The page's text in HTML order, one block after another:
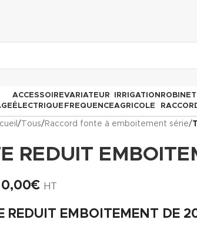
ACCESSOIRE
ÉLECTRIQUE
VARIATEUR
FREQUENCE
IRRIGATION
AGRICOLE
/ Tous/ Raccord fonte à emboitement série/
REDUIT
€ HT
REDUIT EMBOITEMENT DE